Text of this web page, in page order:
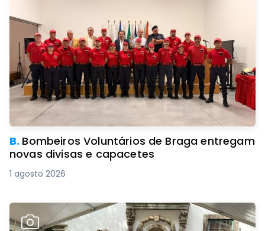
B. Bombeiros Voluntários de Braga entregam
novas divisas e capacetes
1 agosto 2026